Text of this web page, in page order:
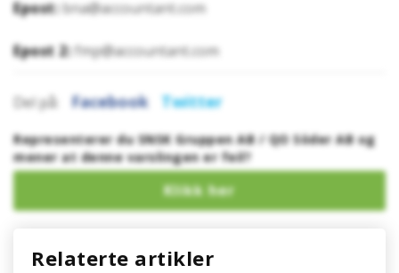
Epost:bna@accountant.com
Epost 2: fmp@accountant.com
Del på: Facebook Twitter
Representerer du SNSK Gruppen AB / QO Söder AB og
mener at denne varslingen er feil?
Relaterte artikler